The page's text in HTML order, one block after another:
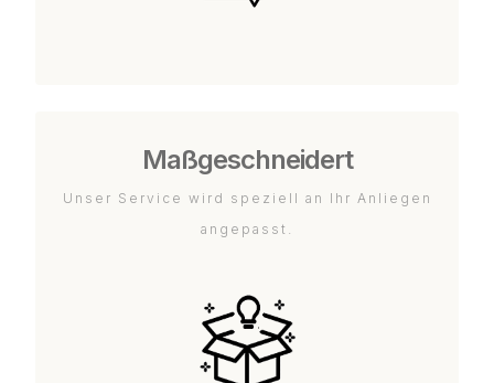
Maßgeschneidert
Unser Service wird speziell an Ihr Anliegen
angepasst.